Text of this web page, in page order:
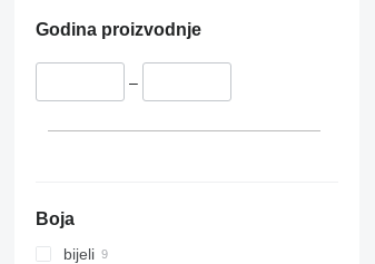
Godina proizvodnje
–
Boja
bijeli